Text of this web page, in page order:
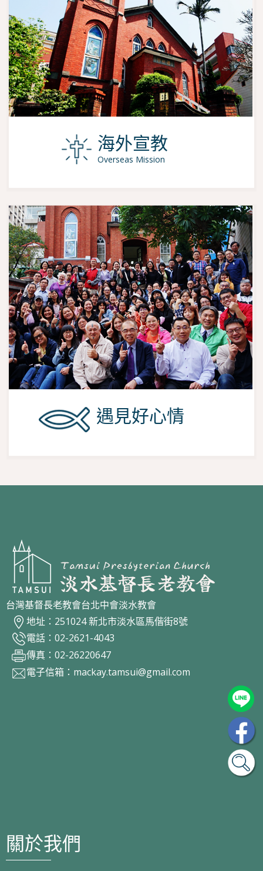
海外宣教
Overseas Mission
遇見好心情
台灣基督長老教會台北中會淡水教會
地址：251024 新北市淡水區馬偕街8號
電話：02-2621-4043
傳真：02-26220647
電子信箱： mackay.tamsui@gmail.com
關於我們